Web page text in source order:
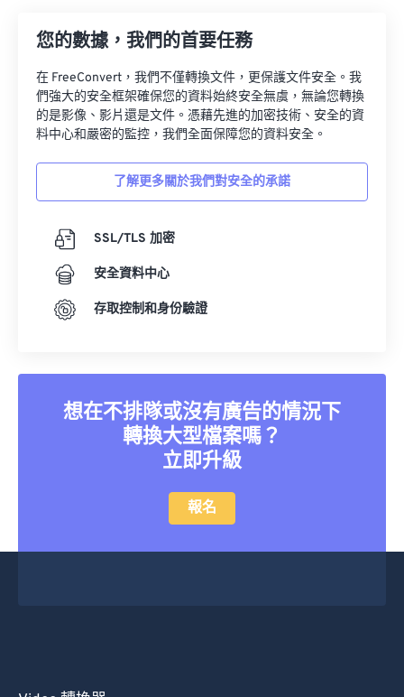
您的數據，我們的首要任務
在 FreeConvert，我們不僅轉換文件，更保護文件安全。我
們強大的安全框架確保您的資料始終安全無虞，無論您轉換
的是影像、影片還是文件。憑藉先進的加密技術、安全的資
料中心和嚴密的監控，我們全面保障您的資料安全。
了解更多關於我們對安全的承諾
SSL/TLS 加密
安全資料中心
存取控制和身份驗證
想在不排隊或沒有廣告的情況下
轉換大型檔案嗎？
立即升級
報名